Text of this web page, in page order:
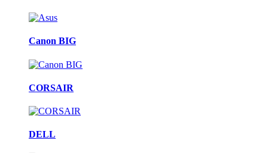
Canon BIG
CORSAIR
DELL